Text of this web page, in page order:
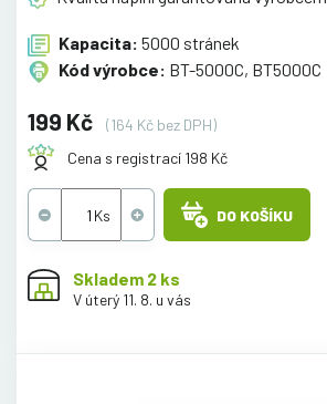
Kapacita: 5000 stránek
Kód výrobce: BT-5000C, BT5000C
199 Kč
(164 Kč bez DPH)
Cena s registrací 198 Kč
DO KOŠÍKU
Skladem 2 ks
V úterý 11. 8. u vás